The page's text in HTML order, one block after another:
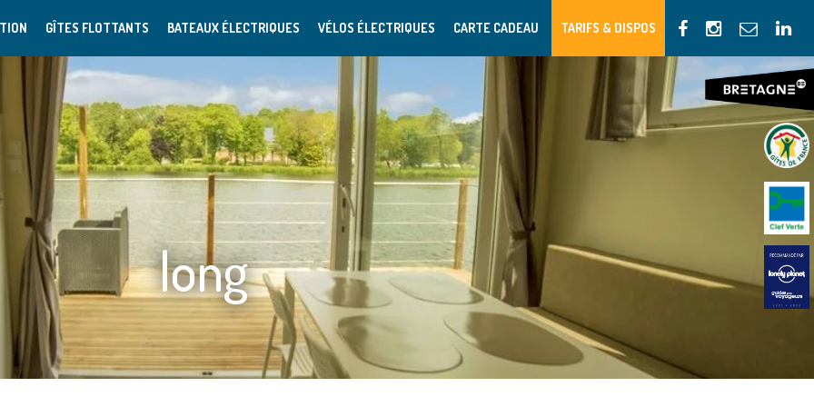
GÎTES FLOTTANTS BATEAUX ÉLECTRIQUES VÉLOS ÉLECTRIQUES CARTE CADEAU TARIFS & DISPOS
long